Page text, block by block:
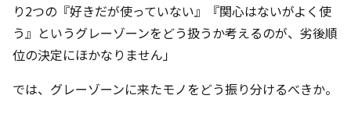
り2つの『好きだが使っていない』『関心はないがよく使
う』というグレーゾーンをどう扱うか考えるのが、劣後順
位の決定にほかなりません」
では、グレーゾーンに来たモノをどう振り分けるべきか。